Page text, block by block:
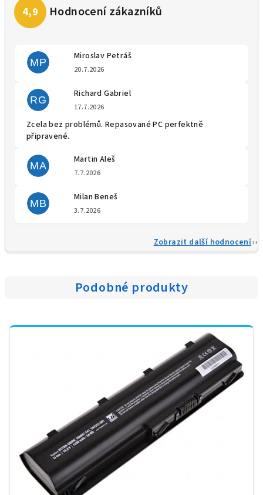
MP
Miroslav Petráš
20.7.2026
RG
Richard Gabriel
17.7.2026
Zcela bez problémů. Repasované PC perfektně
připravené.
MA
Martin Aleš
7.7.2026
MB
Milan Beneš
3.7.2026
Zobrazit další hodnocení
Podobné produkty